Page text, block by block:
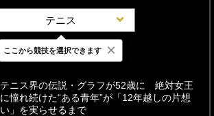
テニス
最新 24時間 週間
テニス界の伝説・グラフが52歳に 絶対女王
に憧れ続けた“ある青年”が「12年越しの片想
い」を実らせるまで
ここから競技を選択できます ×